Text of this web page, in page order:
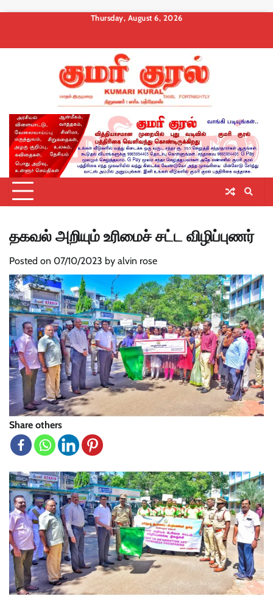
content
Thursday, August 6, 2026
Policy
Conditions
CheckoutCancel
தகவல் அறியும் உரிமைச் சட்ட விழிப்புணர்
Posted on 07/10/2023 by alvin rose
Share others